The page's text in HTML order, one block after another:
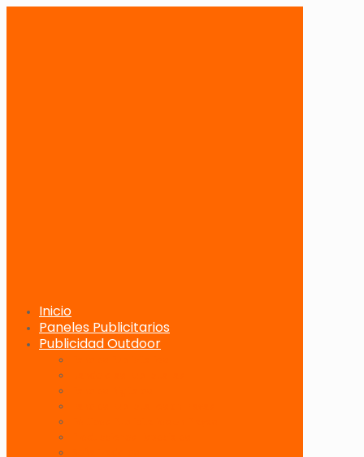
Inicio
Paneles Publicitarios
Publicidad Outdoor